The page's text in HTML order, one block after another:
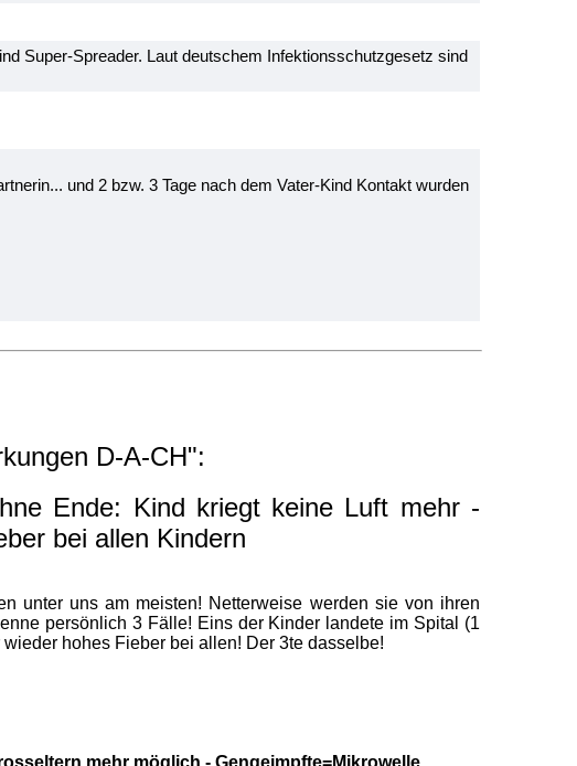
Super-Spreader. Laut deutschem Infektionsschutzgesetz sind
und 2 bzw. 3 Tage nach dem Vater-Kind Kontakt wurden
D-A-CH":
Ende: Kind kriegt keine Luft mehr -
bei allen Kindern
unter uns am meisten! Netterweise werden sie von ihren
persönlich 3 Fälle! Eins der Kinder landete im Spital (1
hohes Fieber bei allen! Der 3te dasselbe!
mehr möglich - Gengeimpfte=Mikrowelle